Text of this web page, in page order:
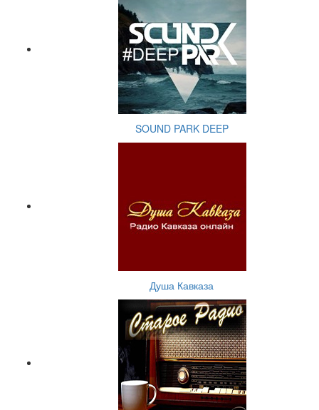
SOUND PARK DEEP
Душа Кавказа